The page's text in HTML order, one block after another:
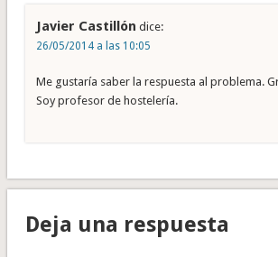
Javier Castillón dice:
26/05/2014 a las 10:05
Me gustaría saber la respuesta al problema.
Soy profesor de hostelería.
Deja una respuesta